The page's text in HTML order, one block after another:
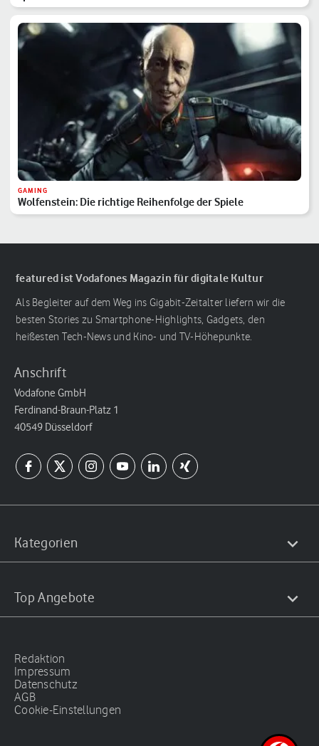
GAMING
Wolfenstein: Die richtige Reihenfolge der Spiele
featured ist Vodafones Magazin für digitale Kultur
Als Begleiter auf dem Weg ins Gigabit-Zeitalter liefern wir die
besten Stories zu Smartphone-Highlights, Gadgets, den
heißesten Tech-News und Kino- und TV-Höhepunkte.
Anschrift
Vodafone GmbH
Ferdinand-Braun-Platz 1
40549 Düsseldorf
Kategorien
Top Angebote
Redaktion
Impressum
Datenschutz
AGB
Cookie-Einstellungen